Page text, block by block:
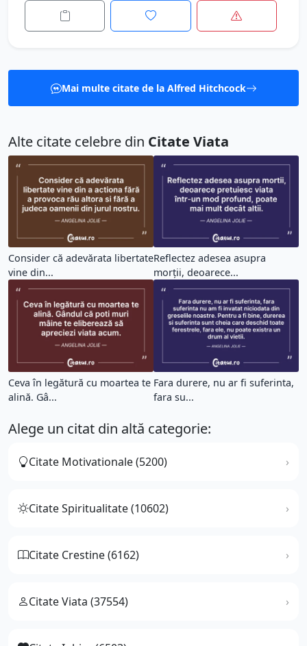
Mai multe citate de la Alfred Hitchcock
Alte citate celebre din Citate Viata
Consider că adevărata libertate
vine din...
Reflectez adesea asupra
morții, deoarece...
Ceva în legătură cu moartea te
alină. Gâ...
Fara durere, nu ar fi suferinta,
fara su...
Alege un citat din altă categorie:
Citate Motivationale (5200)
Citate Spiritualitate (10602)
Citate Crestine (6162)
Citate Viata (37554)